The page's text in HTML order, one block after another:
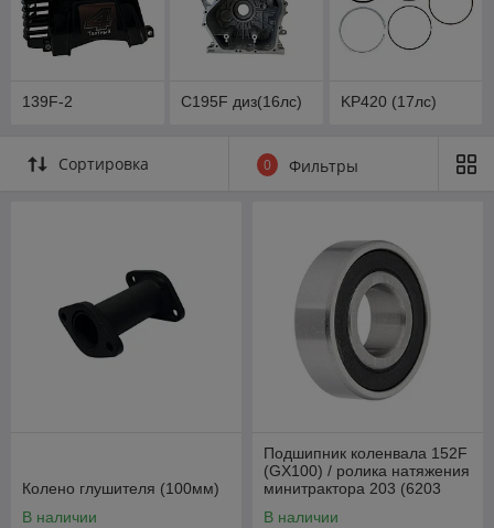
139F-2 C195F диз(16лс) KP420 (17лс)
Сортировка 0 Фильтры
Колено глушителя (100мм)
В наличии
Подшипник коленвала 152F
(GX100) / ролика натяжения
минитрактора 203 (6203
В наличии